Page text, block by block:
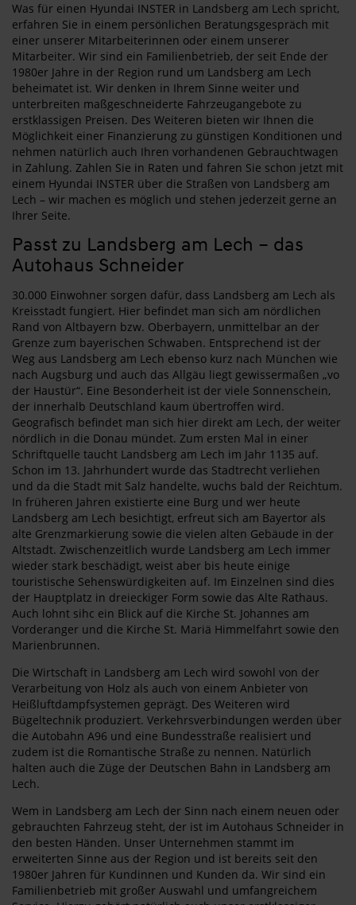
Was für einen Hyundai INSTER in Landsberg am Lech spricht,
erfahren Sie in einem persönlichen Beratungsgespräch mit
einer unserer Mitarbeiterinnen oder einem unserer
Mitarbeiter. Wir sind ein Familienbetrieb, der seit Ende der
1980er Jahre in der Region rund um Landsberg am Lech
beheimatet ist. Wir denken in Ihrem Sinne weiter und
unterbreiten maßgeschneiderte Fahrzeugangebote zu
erstklassigen Preisen. Des Weiteren bieten wir Ihnen die
Möglichkeit einer Finanzierung zu günstigen Konditionen und
nehmen natürlich auch Ihren vorhandenen Gebrauchtwagen
in Zahlung. Zahlen Sie in Raten und fahren Sie schon jetzt mit
einem Hyundai INSTER über die Straßen von Landsberg am
Lech – wir machen es möglich und stehen jederzeit gerne an
Ihrer Seite.
Passt zu Landsberg am Lech – das
Autohaus Schneider
30.000 Einwohner sorgen dafür, dass Landsberg am Lech als
Kreisstadt fungiert. Hier befindet man sich am nördlichen
Rand von Altbayern bzw. Oberbayern, unmittelbar an der
Grenze zum bayerischen Schwaben. Entsprechend ist der
Weg aus Landsberg am Lech ebenso kurz nach München wie
nach Augsburg und auch das Allgäu liegt gewissermaßen „vo
der Haustür“. Eine Besonderheit ist der viele Sonnenschein,
der innerhalb Deutschland kaum übertroffen wird.
Geografisch befindet man sich hier direkt am Lech, der weiter
nördlich in die Donau mündet. Zum ersten Mal in einer
Schriftquelle taucht Landsberg am Lech im Jahr 1135 auf.
Schon im 13. Jahrhundert wurde das Stadtrecht verliehen
und da die Stadt mit Salz handelte, wuchs bald der Reichtum.
In früheren Jahren existierte eine Burg und wer heute
Landsberg am Lech besichtigt, erfreut sich am Bayertor als
alte Grenzmarkierung sowie die vielen alten Gebäude in der
Altstadt. Zwischenzeitlich wurde Landsberg am Lech immer
wieder stark beschädigt, weist aber bis heute einige
touristische Sehenswürdigkeiten auf. Im Einzelnen sind dies
der Hauptplatz in dreieckiger Form sowie das Alte Rathaus.
Auch lohnt sihc ein Blick auf die Kirche St. Johannes am
Vorderanger und die Kirche St. Mariä Himmelfahrt sowie den
Marienbrunnen.
Die Wirtschaft in Landsberg am Lech wird sowohl von der
Verarbeitung von Holz als auch von einem Anbieter von
Heißluftdampfsystemen geprägt. Des Weiteren wird
Bügeltechnik produziert. Verkehrsverbindungen werden über
die Autobahn A96 und eine Bundesstraße realisiert und
zudem ist die Romantische Straße zu nennen. Natürlich
halten auch die Züge der Deutschen Bahn in Landsberg am
Lech.
Wem in Landsberg am Lech der Sinn nach einem neuen oder
gebrauchten Fahrzeug steht, der ist im Autohaus Schneider in
den besten Händen. Unser Unternehmen stammt im
erweiterten Sinne aus der Region und ist bereits seit den
1980er Jahren für Kundinnen und Kunden da. Wir sind ein
Familienbetrieb mit großer Auswahl und umfangreichem